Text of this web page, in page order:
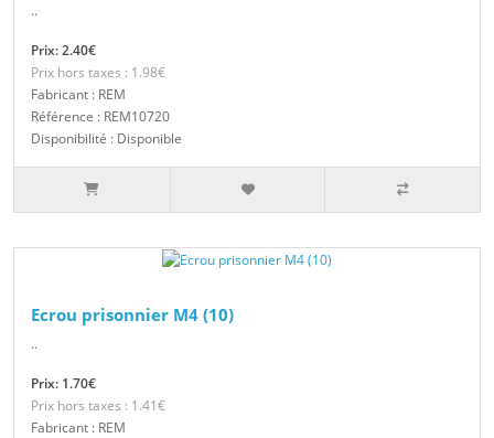
..
Prix: 2.40€
Prix hors taxes : 1.98€
Fabricant : REM
Référence : REM10720
Disponibilité : Disponible
Ecrou prisonnier M4 (10)
..
Prix: 1.70€
Prix hors taxes : 1.41€
Fabricant : REM